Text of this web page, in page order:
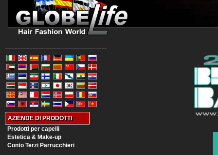
AZIENDE DI PRODOTTI
Prodotti per capelli
Estetica & Make-up
Conto Terzi Parrucchieri